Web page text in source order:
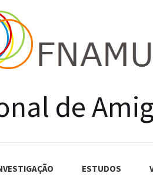
de
ESTUDOS